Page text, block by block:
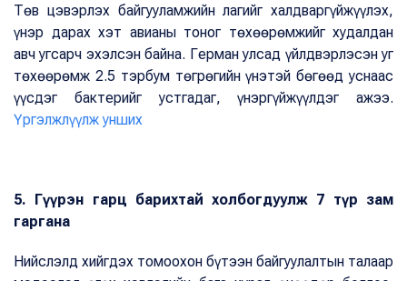
Төв цэвэрлэх байгууламжийн лагийг халдваргүйжүүлэх,
үнэр дарах хэт авианы тоног төхөөрөмжийг худалдан
авч угсарч эхэлсэн байна. Герман улсад үйлдвэрлэсэн уг
төхөөрөмж 2.5 тэрбум төгрөгийн үнэтэй бөгөөд уснаас
үүсдэг бактерийг устгадаг, үнэргүйжүүлдэг ажээ.
Үргэлжлүүлж унших
5. Гүүрэн гарц барихтай холбогдуулж 7 түр зам
гаргана
Нийслэлд хийгдэх томоохон бүтээн байгуулалтын талаар